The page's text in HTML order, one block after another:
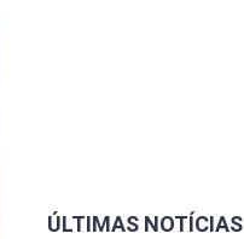
ÚLTIMAS NOTÍCIAS